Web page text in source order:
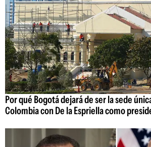
Por qué Bogotá dejará de ser la sede
Colombia con De la Espriella como